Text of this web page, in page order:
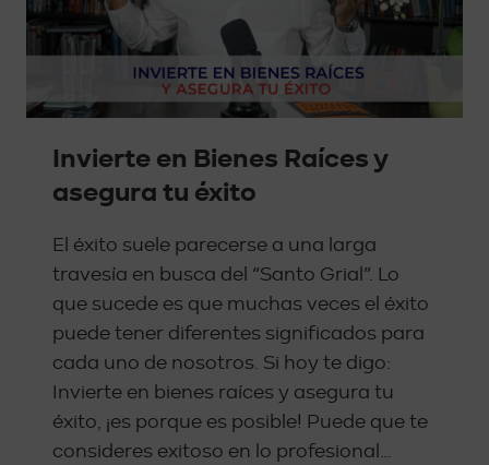
Invierte en Bienes Raíces y
asegura tu éxito
El éxito suele parecerse a una larga
travesía en busca del “Santo Grial”. Lo
que sucede es que muchas veces el éxito
puede tener diferentes significados para
cada uno de nosotros. Si hoy te digo:
Invierte en bienes raíces y asegura tu
éxito, ¡es porque es posible! Puede que te
consideres exitoso en lo profesional…